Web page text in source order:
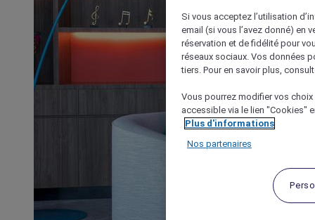
Si vous acceptez l’utilisation
email (si vous l’avez donné) en
réservation et de fidélité pour
réseaux sociaux. Vos données
tiers. Pour en savoir plus,
Vous pourrez modifier vos
accessible via le lien "Cookies"
Plus d'informations
Nos partenaires